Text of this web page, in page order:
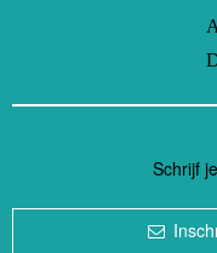
Schrijf